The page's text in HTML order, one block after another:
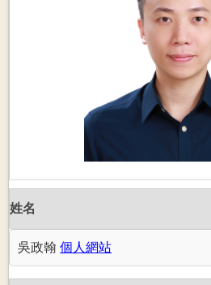
姓名
吳政翰個人網站